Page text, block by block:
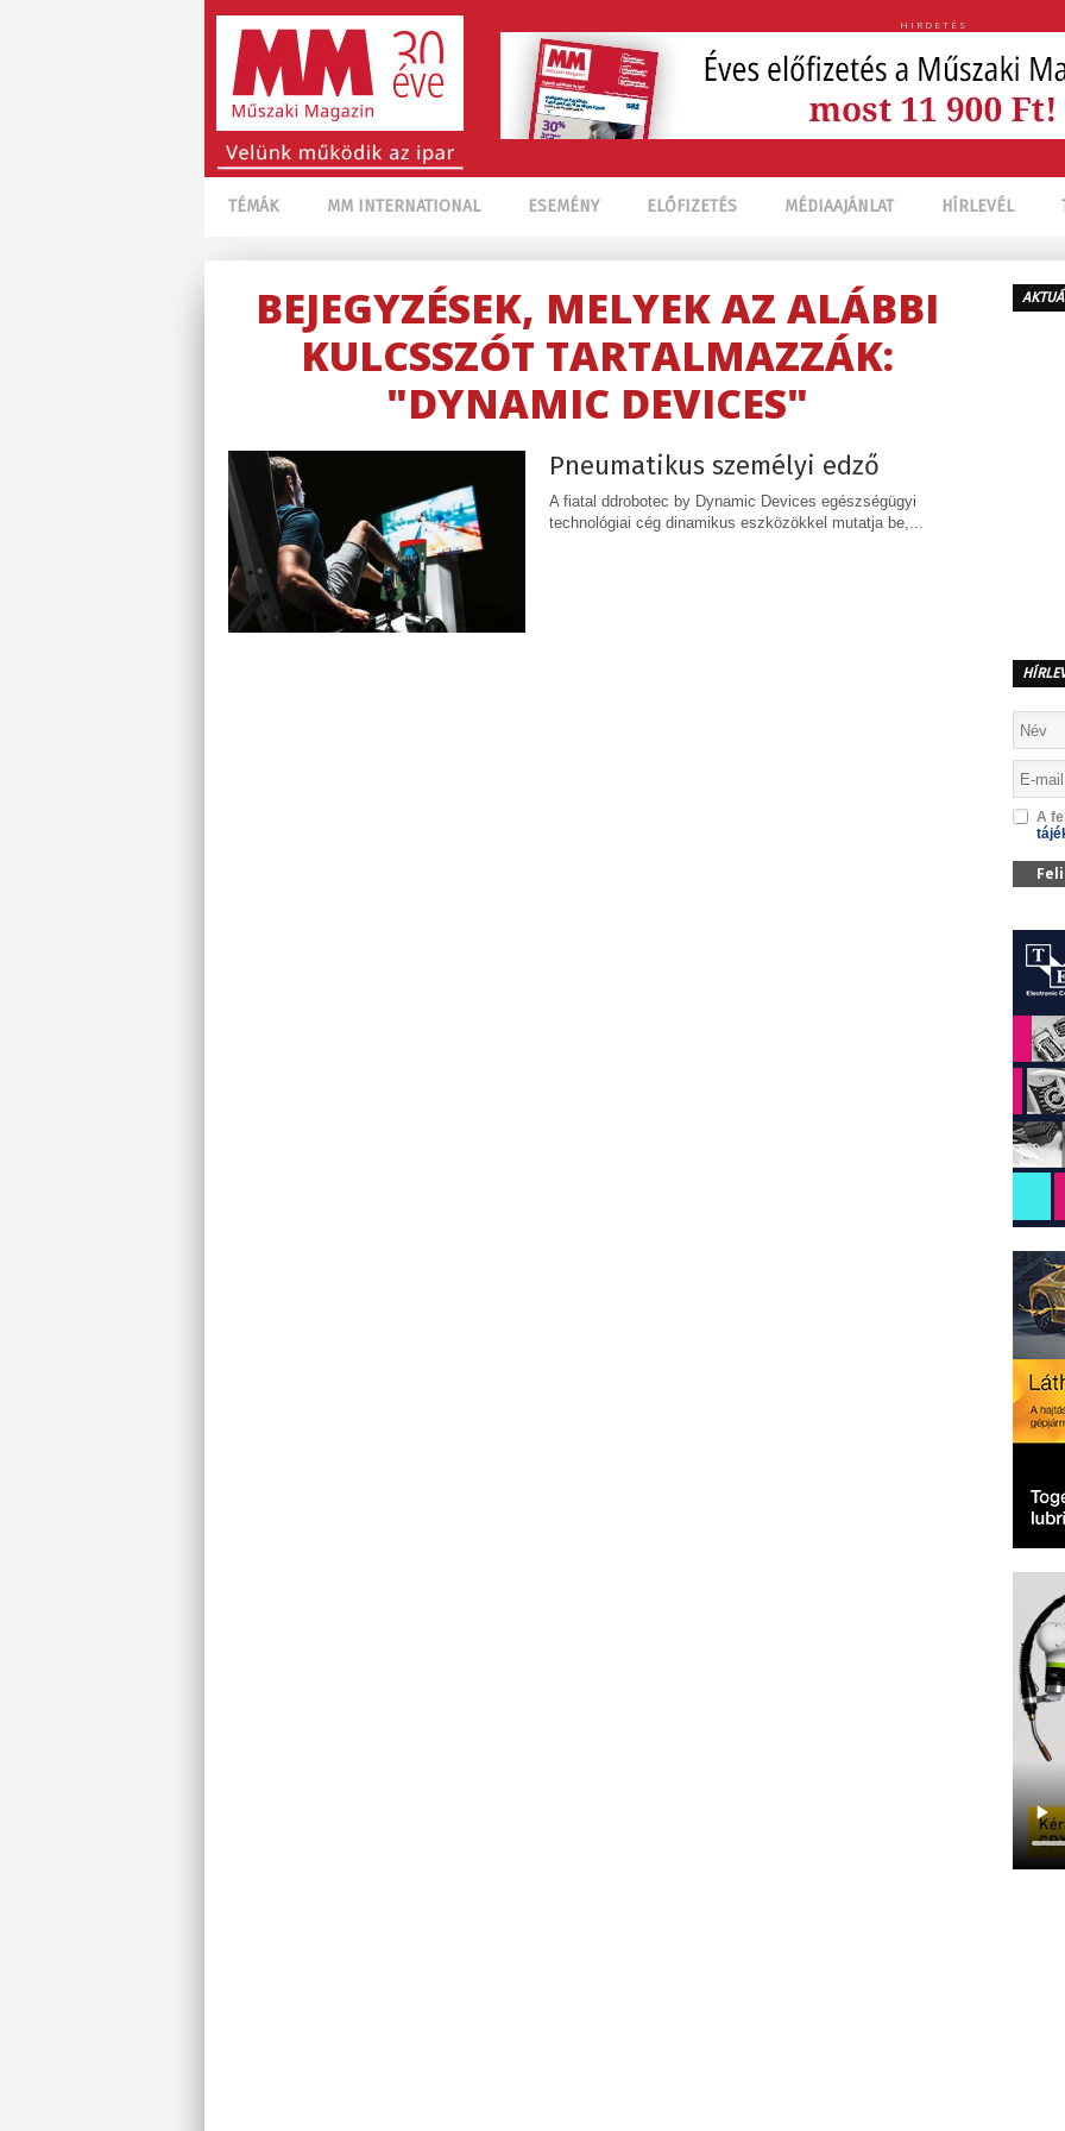
HIRDETÉS
TÉMÁK MM INTERNATIONAL ESEMÉNY ELŐFIZETÉS MÉDIAAJÁNLAT HÍRLEVÉL
BEJEGYZÉSEK, MELYEK AZ ALÁBBI
KULCSSZÓT TARTALMAZZÁK:
"DYNAMIC DEVICES"
Pneumatikus személyi edző
A fiatal ddrobotec by Dynamic Devices egészségügyi
technológiai cég dinamikus eszközökkel mutatja be,...
A